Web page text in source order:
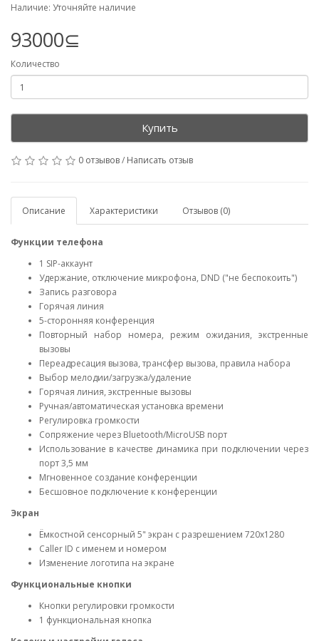
Наличие: Уточняйте наличие
93000⊆
Количество
Купить
0 отзывов/ Написать отзыв
Описание Характеристики Отзывов (0)
Функции телефона
1 SIP-аккаунт
Удержание, отключение микрофона, DND ("не беспокоить")
Запись разговора
Горячая линия
5-сторонняя конференция
Повторный набор номера, режим ожидания, экстренные
вызовы
Переадресация вызова, трансфер вызова, правила набора
Выбор мелодии/загрузка/удаление
Горячая линия, экстренные вызовы
Ручная/автоматическая установка времени
Регулировка громкости
Сопряжение через Bluetooth/MicroUSB порт
Использование в качестве динамика при подключении через
порт 3,5 мм
Мгновенное создание конференции
Бесшовное подключение к конференции
Экран
Ёмкостной сенсорный 5" экран с разрешением 720x1280
Caller ID с именем и номером
Изменение логотипа на экране
Функциональные кнопки
Кнопки регулировки громкости
1 функциональная кнопка